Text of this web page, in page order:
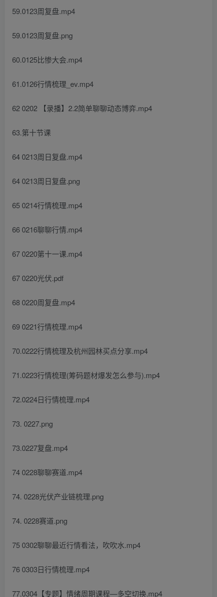
59.0123周复盘.mp4
59.0123周复盘.png
60.0125比惨大会.mp4
61.0126行情梳理_ev.mp4
62 0202 【录播】2.2简单聊聊动态博弈.mp4
63.第十节课
64 0213周日复盘.mp4
64 0213周日复盘.png
65 0214行情梳理.mp4
66 0216聊聊行情.mp4
67 0220第十一课.mp4
67 0220光伏.pdf
68 0220周复盘.mp4
69 0221行情梳理.mp4
70.0222行情梳理及杭州园林买点分享.mp4
71.0223行情梳理(筹码题材爆发怎么参与).mp4
72.0224日行情梳理.mp4
73. 0227.png
73.0227复盘.mp4
74 0228聊聊赛道.mp4
74. 0228光伏产业链梳理.png
74. 0228赛道.png
75 0302聊聊最近行情看法，吹吹水.mp4
76 0303日行情梳理.mp4
77.0304【专题】情绪周期课程—多空切换.mp4